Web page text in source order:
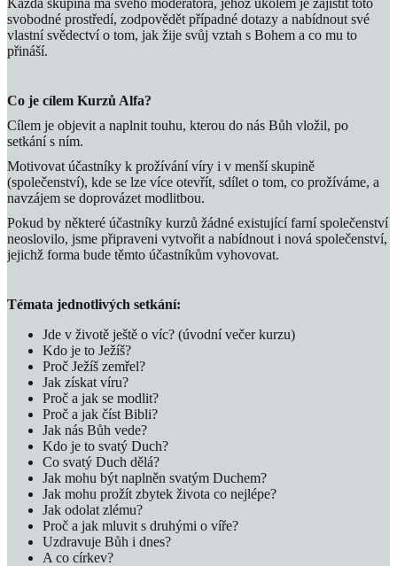
Každá skupina má svého moderátora, jehož úkolem je zajistit toto
svobodné prostředí, zodpovědět případné dotazy a nabídnout své
vlastní svědectví o tom, jak žije svůj vztah s Bohem a co mu to
přináší.
Co je cílem Kurzů Alfa?
Cílem je objevit a naplnit touhu, kterou do nás Bůh vložil, po
setkání s ním.
Motivovat účastníky k prožívání víry i v menší skupině
(společenství), kde se lze více otevřít, sdílet o tom, co prožíváme, a
navzájem se doprovázet modlitbou.
Pokud by některé účastníky kurzů žádné existující farní společenství
neoslovilo, jsme připraveni vytvořit a nabídnout i nová společenství,
jejichž forma bude těmto účastníkům vyhovovat.
Témata jednotlivých setkání:
Jde v životě ještě o víc? (úvodní večer kurzu)
Kdo je to Ježíš?
Proč Ježíš zemřel?
Jak získat víru?
Proč a jak se modlit?
Proč a jak číst Bibli?
Jak nás Bůh vede?
Kdo je to svatý Duch?
Co svatý Duch dělá?
Jak mohu být naplněn svatým Duchem?
Jak mohu prožít zbytek života co nejlépe?
Jak odolat zlému?
Proč a jak mluvit s druhými o víře?
Uzdravuje Bůh i dnes?
A co církev?